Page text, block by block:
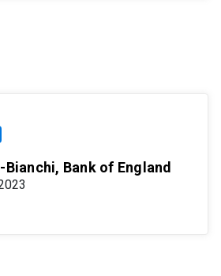
Bank of England